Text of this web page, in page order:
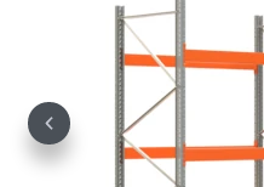
Previous